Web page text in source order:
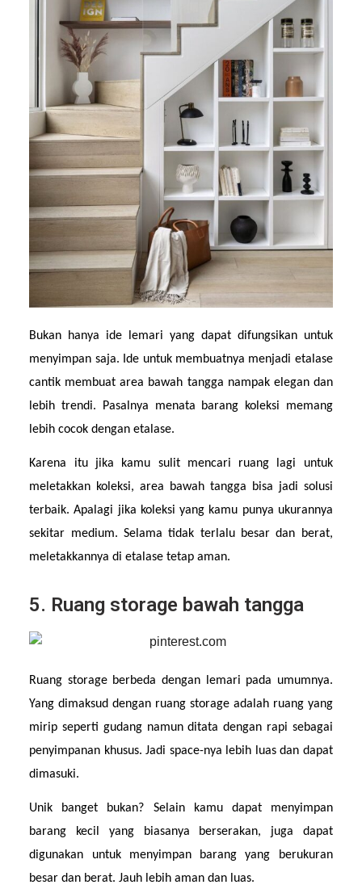
Bukan hanya ide lemari yang dapat difungsikan untuk
menyimpan saja. Ide untuk membuatnya menjadi etalase
cantik membuat area bawah tangga nampak elegan dan
lebih trendi. Pasalnya menata barang koleksi memang
lebih cocok dengan etalase.
Karena itu jika kamu sulit mencari ruang lagi untuk
meletakkan koleksi, area bawah tangga bisa jadi solusi
terbaik. Apalagi jika koleksi yang kamu punya ukurannya
sekitar medium. Selama tidak terlalu besar dan berat,
meletakkannya di etalase tetap aman.
5. Ruang storage bawah tangga
Ruang storage berbeda dengan lemari pada umumnya.
Yang dimaksud dengan ruang storage adalah ruang yang
mirip seperti gudang namun ditata dengan rapi sebagai
penyimpanan khusus. Jadi space-nya lebih luas dan dapat
dimasuki.
Unik banget bukan? Selain kamu dapat menyimpan
barang kecil yang biasanya berserakan, juga dapat
digunakan untuk menyimpan barang yang berukuran
besar dan berat. Jauh lebih aman dan luas.